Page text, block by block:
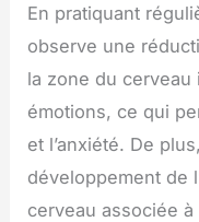
En pratiquant
observe une
la zone du
émotions, ce qui
et l’anxiété. De
développement de
cerveau associée